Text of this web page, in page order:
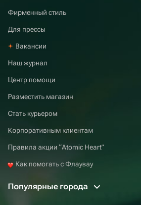
Фирменный стиль
Для прессы
Вакансии
Наш журнал
Центр помощи
Разместить магазин
Стать курьером
Корпоративным клиентам
Правила акции “Atomic Heart”
Как помогать с Флаувау
Популярные города